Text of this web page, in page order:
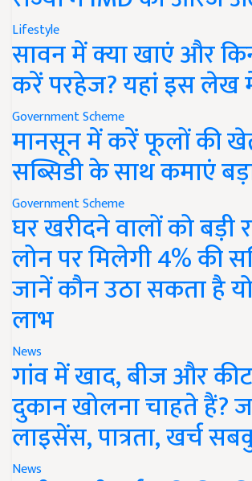
Lifestyle
सावन में क्या खाएं और
करें परहेज? यहां इस लेख
Government Scheme
मानसून में करें फूलों की
सब्सिडी के साथ कमाएं
Government Scheme
घर खरीदने वालों को बड़ी
लोन पर मिलेगी 4% की
जानें कौन उठा सकता है
लाभ
News
गांव में खाद, बीज और
दुकान खोलना चाहते हैं?
लाइसेंस, पात्रता, खर्च
News